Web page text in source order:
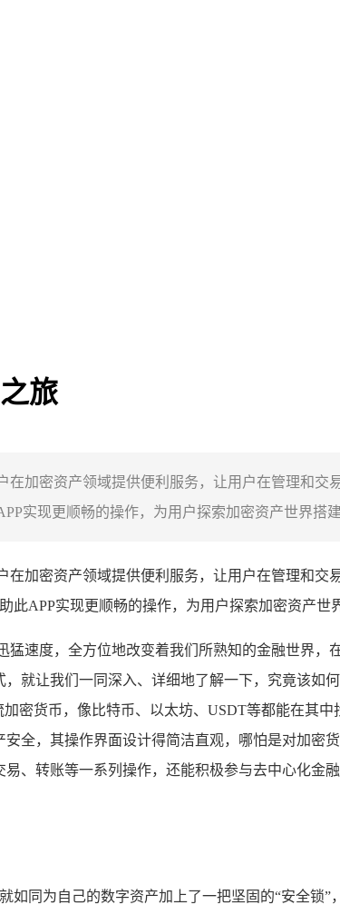
旅
加密资产领域提供便利服务，让用户在管理和交
实现更顺畅的操作，为用户探索加密资产世界搭
加密资产领域提供便利服务，让用户在管理和交
APP实现更顺畅的操作，为用户探索加密资产世
速度，全方位地改变着我们所熟知的金融世界，
，就让我们一同深入、详细地了解一下，究竟该如
密货币，像比特币、以太坊、USDT等都能在其
全，其操作界面设计得简洁直观，哪怕是对加密
、转账等一系列操作，还能积极参与去中心化金
同为自己的数字资产加上了一把坚固的“安全锁”